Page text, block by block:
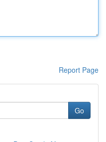
Report Page
Go